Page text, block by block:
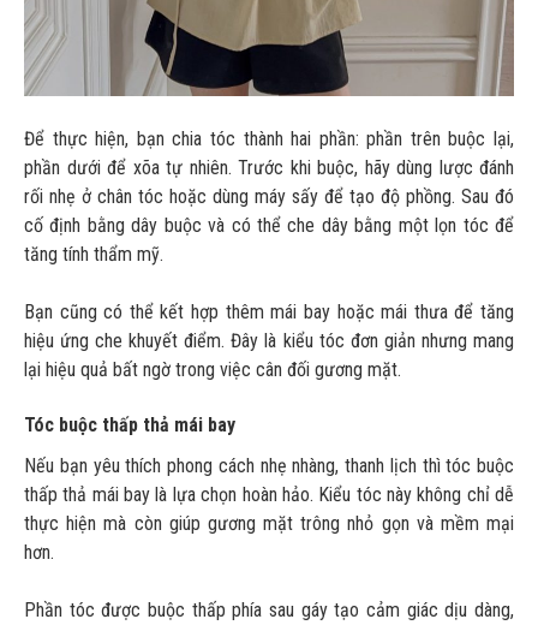
Để thực hiện, bạn chia tóc thành hai phần: phần trên buộc lại,
phần dưới để xõa tự nhiên. Trước khi buộc, hãy dùng lược đánh
rối nhẹ ở chân tóc hoặc dùng máy sấy để tạo độ phồng. Sau đó
cố định bằng dây buộc và có thể che dây bằng một lọn tóc để
tăng tính thẩm mỹ.
Bạn cũng có thể kết hợp thêm mái bay hoặc mái thưa để tăng
hiệu ứng che khuyết điểm. Đây là kiểu tóc đơn giản nhưng mang
lại hiệu quả bất ngờ trong việc cân đối gương mặt.
Tóc buộc thấp thả mái bay
Nếu bạn yêu thích phong cách nhẹ nhàng, thanh lịch thì tóc buộc
thấp thả mái bay là lựa chọn hoàn hảo. Kiểu tóc này không chỉ dễ
thực hiện mà còn giúp gương mặt trông nhỏ gọn và mềm mại
hơn.
Phần tóc được buộc thấp phía sau gáy tạo cảm giác dịu dàng,